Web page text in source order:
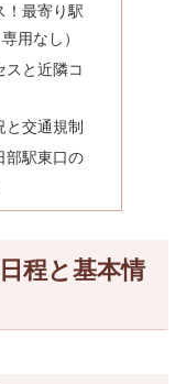
！最寄り駅
用なし）
スと近隣コ
交通規制
部駅東口の
程と基本情